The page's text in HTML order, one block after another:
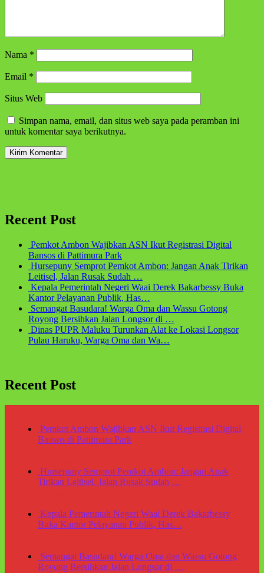
Nama *
Email *
Situs Web
Simpan nama, email, dan situs web saya pada peramban ini
untuk komentar saya berikutnya.
Recent Post
Pemkot Ambon Wajibkan ASN Ikut Registrasi Digital
Bansos di Pattimura Park
Hursepuny Semprot Pemkot Ambon: Jangan Anak Tirikan
Leitisel, Jalan Rusak Sudah …
Kepala Pemerintah Negeri Waai Derek Bakarbessy Buka
Kantor Pelayanan Publik, Has…
Semangat Basudara! Warga Oma dan Wassu Gotong
Royong Bersihkan Jalan Longsor di …
Dinas PUPR Maluku Turunkan Alat ke Lokasi Longsor
Pulau Haruku, Warga Oma dan Wa…
Recent Post
Pemkot Ambon Wajibkan ASN Ikut Registrasi Digital
Bansos di Pattimura Park
Hursepuny Semprot Pemkot Ambon: Jangan Anak
Tirikan Leitisel, Jalan Rusak Sudah …
Kepala Pemerintah Negeri Waai Derek Bakarbessy
Buka Kantor Pelayanan Publik, Has…
Semangat Basudara! Warga Oma dan Wassu Gotong
Royong Bersihkan Jalan Longsor di …